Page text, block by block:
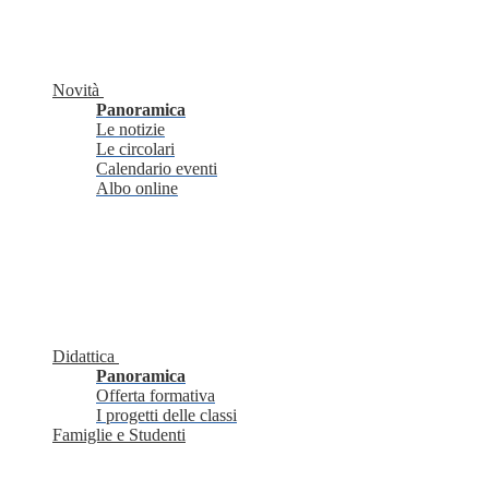
Novità
Panoramica
Le notizie
Le circolari
Calendario eventi
Albo online
Didattica
Panoramica
Offerta formativa
I progetti delle classi
Famiglie e Studenti